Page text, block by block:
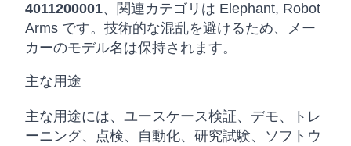
4011200001、関連カテゴリは Elephant, Robot
Arms です。技術的な混乱を避けるため、メー
カーのモデル名は保持されます。
主な用途
主な用途には、ユースケース検証、デモ、トレ
ーニング、点検、自動化、研究試験、ソフトウ